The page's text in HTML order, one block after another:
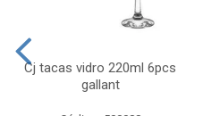
Cj tacas vidro 220ml 6pcs
gallant